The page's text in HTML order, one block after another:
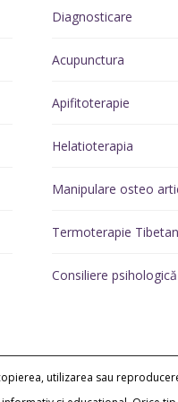
Diagnosticare
Acupunctura
Apifitoterapie
Helatioterapia
Manipulare osteo
Termoterapie
Consiliere psihologică
utilizarea sau